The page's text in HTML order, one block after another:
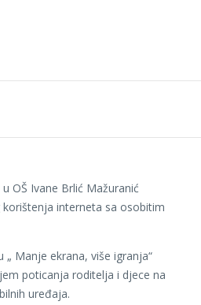
OŠ Ivane Brlić Mažuranić
interneta sa osobitim
Manje ekrana, više igranja“
poticanja roditelja i djece na
uređaja.